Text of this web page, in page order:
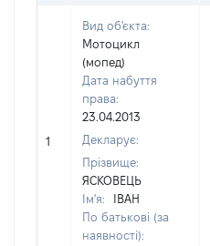
1
Вид об'єкта:
Мотоцикл
(мопед)
Дата набуття
права:
23.04.2013
Декларує:
Прізвище:
ЯСКОВЕЦЬ
Ім'я:
ІВАН
По батькові (за
наявності):